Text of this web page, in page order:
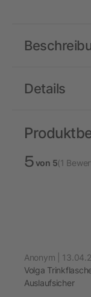
Details
5von 5(1
Anonym |
Volga
Auslaufsicher